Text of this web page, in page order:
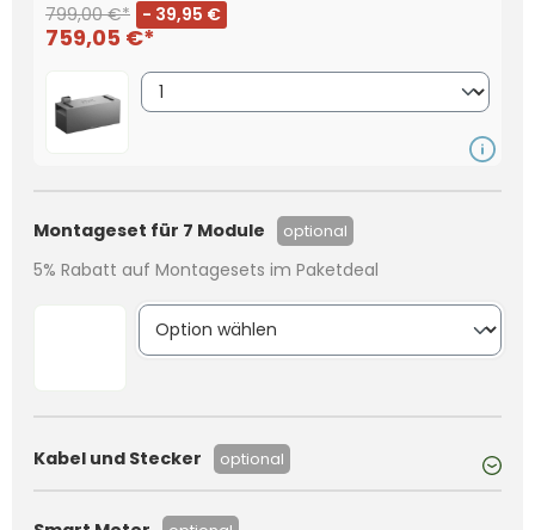
799,00 €* - 39,95 €
759,05 €*
Montageset für 7 Module optional
5% Rabatt auf Montagesets im Paketdeal
Kabel und Stecker optional